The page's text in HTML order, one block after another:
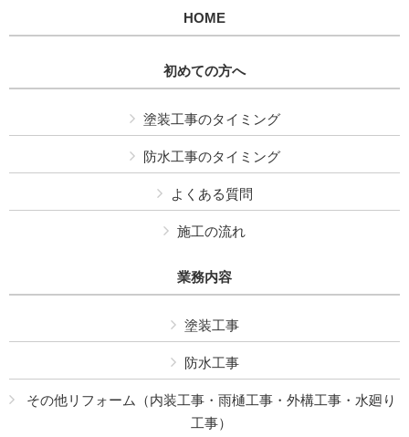
HOME
初めての方へ
塗装工事のタイミング
防水工事のタイミング
よくある質問
施工の流れ
業務内容
塗装工事
防水工事
その他リフォーム（内装工事・雨樋工事・外構工事・水廻り
工事）